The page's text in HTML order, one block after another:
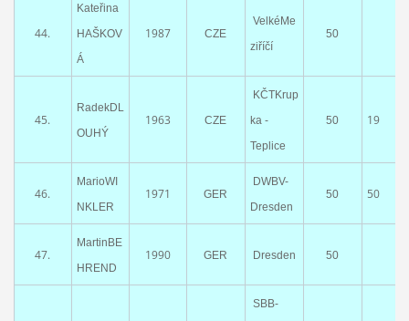
44.
Kateřina
HAŠKOV
Á
1987 CZE
VelkéMe
ziříčí
50
45.
RadekDL
OUHÝ
1963 CZE
KČTKrup
ka -
Teplice
50 19
46.
MarioWI
NKLER
1971 GER
DWBV-
Dresden
50 50
47.
MartinBE
HREND
1990 GER Dresden 50
SBB-